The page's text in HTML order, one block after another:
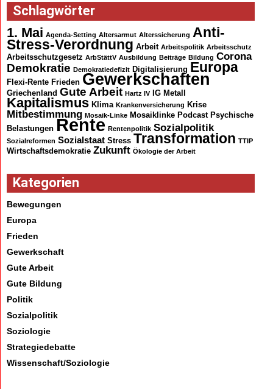
Schlagwörter
1. Mai Agenda-Setting Altersarmut Alterssicherung Anti-
Stress-Verordnung Arbeit Arbeitspolitik Arbeitsschutz
Arbeitsschutzgesetz ArbStättV Ausbildung Beiträge Bildung Corona
Demokratie Demokratiedefizit Digitalisierung Europa
Flexi-Rente Frieden Gewerkschaften
Griechenland Gute Arbeit Hartz IV IG Metall
Kapitalismus Klima Krankenversicherung Krise
Mitbestimmung Mosaik-Linke Mosaiklinke Podcast Psychische
Belastungen Rente Rentenpolitik Sozialpolitik
Sozialreformen Sozialstaat Stress Transformation TTIP
Wirtschaftsdemokratie Zukunft Ökologie der Arbeit
Kategorien
Bewegungen
Europa
Frieden
Gewerkschaft
Gute Arbeit
Gute Bildung
Politik
Sozialpolitik
Soziologie
Strategiedebatte
Wissenschaft/Soziologie